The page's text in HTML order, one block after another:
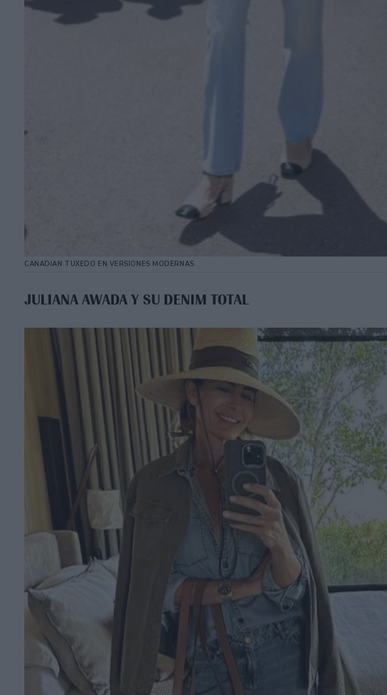
CANADIAN TUXEDO EN VERSIONES MODERNAS
JULIANA AWADA Y SU DENIM TOTAL